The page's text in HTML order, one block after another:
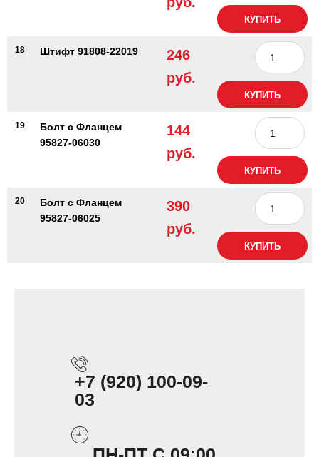
КУПИТЬ
18 Штифт 91808-22019
246
руб.
КУПИТЬ
19
Болт с Фланцем
95827-06030
144
руб.
КУПИТЬ
20
Болт с Фланцем
95827-06025
390
руб.
КУПИТЬ
+7 (920) 100-09-
03